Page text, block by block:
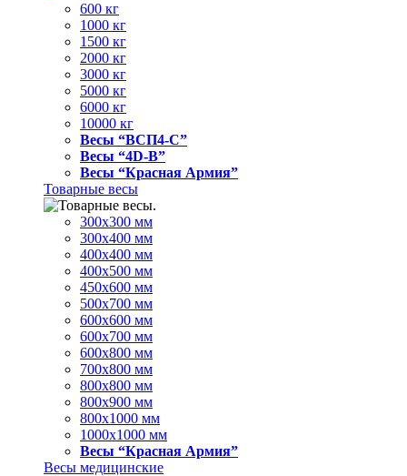
600 кг
1000 кг
1500 кг
2000 кг
3000 кг
5000 кг
6000 кг
10000 кг
Весы “ВСП4-С”
Весы “4D-В”
Весы “Красная Армия”
Товарные весы
300х300 мм
300х400 мм
400х400 мм
400х500 мм
450х600 мм
500х700 мм
600х600 мм
600х700 мм
600х800 мм
700х800 мм
800х800 мм
800х900 мм
800х1000 мм
1000х1000 мм
Весы “Красная Армия”
Весы медицинские